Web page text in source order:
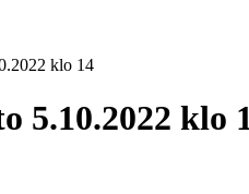
klo 14
5.10.2022 klo